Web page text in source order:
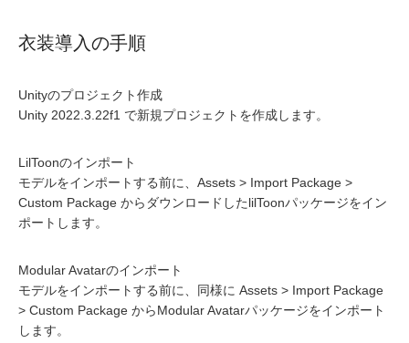
衣装導入の手順
Unityのプロジェクト作成
Unity 2022.3.22f1 で新規プロジェクトを作成します。
LilToonのインポート
モデルをインポートする前に、Assets > Import Package >
Custom Package からダウンロードしたlilToonパッケージをイン
ポートします。
Modular Avatarのインポート
モデルをインポートする前に、同様に Assets > Import Package
> Custom Package からModular Avatarパッケージをインポート
します。